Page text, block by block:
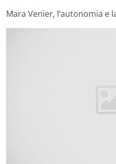
Mara Venier, l’autonomia e